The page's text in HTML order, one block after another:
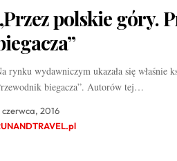
polskie góry.
rynku wydawniczym ukazała się właśnie
biegacza”. Autorów tej…
czerwca, 2016